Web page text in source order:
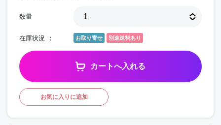
数量
在庫状況 お取り寄せ 別途送料あり
カートへ入れる
お気に入りに追加